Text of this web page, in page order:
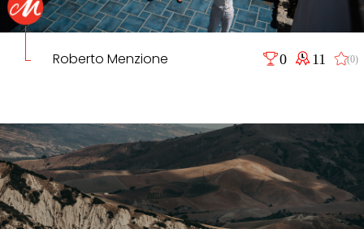
Roberto Menzione 0 11 (0)